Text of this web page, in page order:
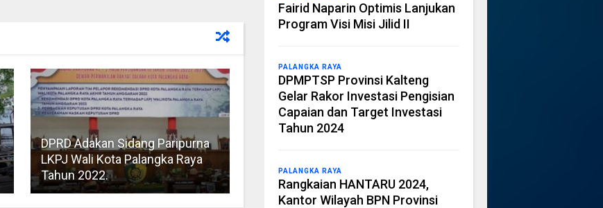
DPRD Adakan Sidang Paripurna
LKPJ Wali Kota Palangka Raya
Tahun 2022.
Fairid Naparin Optimis Lanjukan
Program Visi Misi Jilid II
PALANGKA RAYA
DPMPTSP Provinsi Kalteng
Gelar Rakor Investasi Pengisian
Capaian dan Target Investasi
Tahun 2024
PALANGKA RAYA
Rangkaian HANTARU 2024,
Kantor Wilayah BPN Provinsi